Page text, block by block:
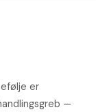
er
—